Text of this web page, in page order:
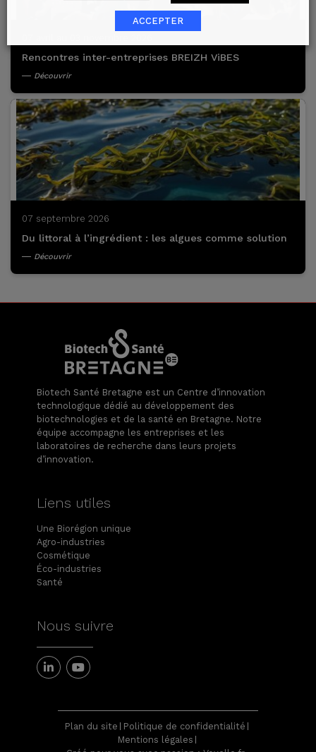
Rencontres inter-entreprises BREIZH ViBES
Découvrir
07 septembre 2026
Du littoral à l’ingrédient : les algues comme solution
Découvrir
Biotech Santé Bretagne est un Centre d’innovation
technologique dédié au développement des
biotechnologies et de la santé en Bretagne. Notre
équipe accompagne les entreprises et les
laboratoires de recherche dans leurs projets
d’innovation.
Liens utiles
Une Biorégion unique
Agro-industries
Cosmétique
Éco-industries
Santé
Nous suivre
Plan du site
Politique de confidentialité
Mentions légales
ACCEPTER